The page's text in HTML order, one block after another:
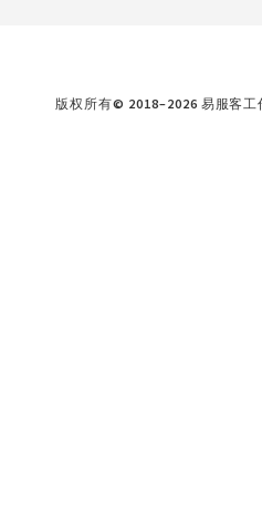
版权所有© 2018–2026 易服客